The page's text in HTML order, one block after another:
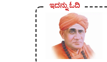
ಇದನ್ನು ಓದಿ